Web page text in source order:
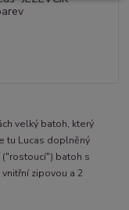
velký batoh, který
tu Lucas doplněný
batoh s
zipovou a 2